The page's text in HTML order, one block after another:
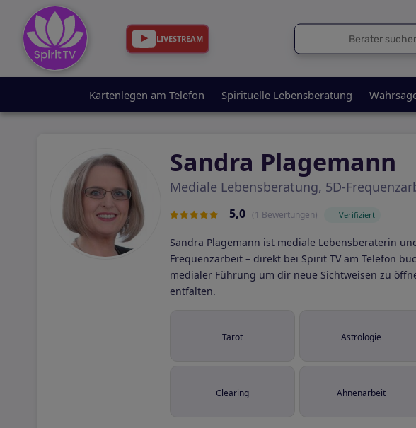
LIVESTREAM
Kartenlegen am Telefon Spirituelle Lebensberatung
Sandra Plagemann
Mediale Lebensberatung, 5D-
5,0 (1 Bewertungen) Verifiziert
Sandra Plagemann ist mediale Lebensberaterin
Frequenzarbeit – direkt bei Spirit TV am Telefon
medialer Führung um dir neue Sichtweisen zu
entfalten.
Tarot Astrologie
Clearing Ahnenarbeit